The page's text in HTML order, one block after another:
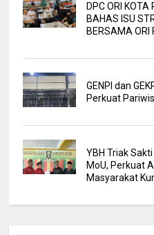
DPC ORI KOTA
BAHAS ISU
BERSAMA ORI
GENPI dan
Perkuat
YBH Triak
MoU, Perkuat
Masyarakat